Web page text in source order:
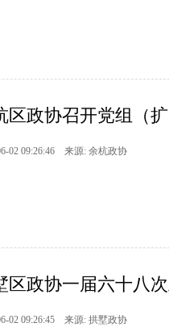
区政协召开党组（
02 09:26:46 来源: 余杭政协
区政协一届六十八
02 09:26:45 来源: 拱墅政协